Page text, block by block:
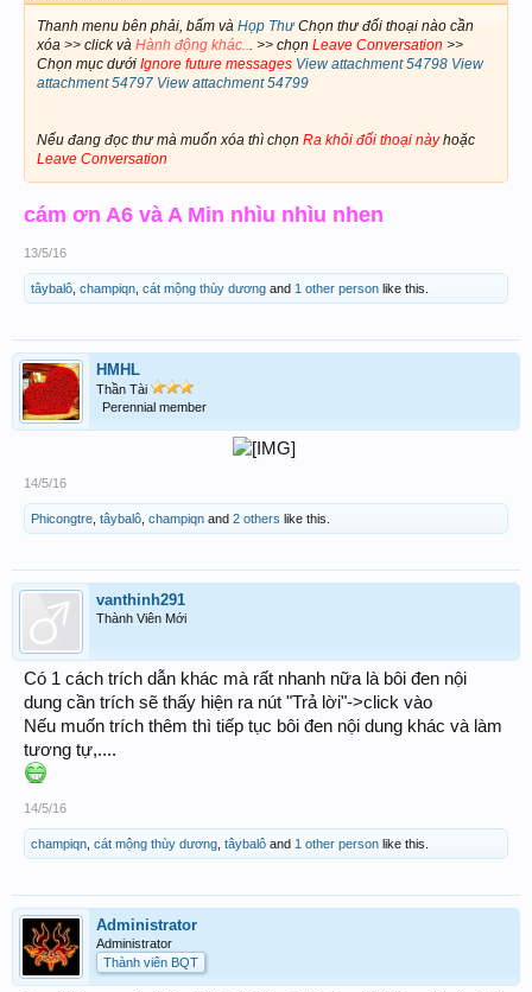
Thanh menu bên phải, bấm và Họp ThưChọn thư đối thoại nào cần
xóa >> click và Hành động khác... >> chọn Leave Conversation >>
Chọn mục dưới Ignore future messages View attachment 54798 View
attachment 54797 View attachment 54799
Nếu đang đọc thư mà muốn xóa thì chọn Ra khỏi đối thoại nàyhoặc
Leave Conversation
cám ơn A6 và A Min nhìu nhìu nhen
13/5/16
tâybalô champiqn cát mộng thùy dương and 1 other person like this.
HMHL
Thần Tài
Perennial member
14/5/16
Phicongtre tâybalô champiqn and 2 others like this.
vanthinh291
Thành Viên Mới
Có 1 cách trích dẫn khác mà rất nhanh nữa là bôi đen nội
dung cần trích sẽ thấy hiện ra nút "Trả lời"->click vào
Nếu muốn trích thêm thì tiếp tục bôi đen nội dung khác và làm
tương tự,....
14/5/16
champiqn cát mộng thùy dương tâybalô and 1 other person like this.
Administrator
Administrator
Thành viên BQT